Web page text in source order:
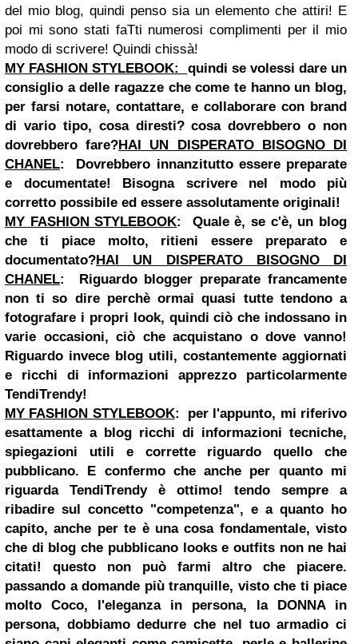
del mio blog, quindi penso sia un elemento che attiri! E
poi mi sono stati faTti numerosi complimenti per il mio
modo di scrivere! Quindi chissà!
MY FASHION STYLEBOOK: quindi se volessi dare un
consiglio a delle ragazze che come te hanno un blog,
per farsi notare, contattare, e collaborare con brand
di vario tipo, cosa diresti? cosa dovrebbero o non
dovrebbero fare?HAI UN DISPERATO BISOGNO DI
CHANEL: Dovrebbero innanzitutto essere preparate
e documentate! Bisogna scrivere nel modo più
corretto possibile ed essere assolutamente originali!
MY FASHION STYLEBOOK: Quale è, se c'è, un blog
che ti piace molto, ritieni essere preparato e
documentato?HAI UN DISPERATO BISOGNO DI
CHANEL: Riguardo blogger preparate francamente
non ti so dire perchè ormai quasi tutte tendono a
fotografare i propri look, quindi ciò che indossano in
varie occasioni, ciò che acquistano o dove vanno!
Riguardo invece blog utili, costantemente aggiornati
e ricchi di informazioni apprezzo particolarmente
TendiTrendy!
MY FASHION STYLEBOOK: per l'appunto, mi riferivo
esattamente a blog ricchi di informazioni tecniche,
spiegazioni utili e corrette riguardo quello che
pubblicano. E confermo che anche per quanto mi
riguarda TendiTrendy è ottimo! tendo sempre a
ribadire sul concetto "competenza", e a quanto ho
capito, anche per te è una cosa fondamentale, visto
che di blog che pubblicano looks e outfits non ne hai
citati! questo non può farmi altro che piacere.
passando a domande più tranquille, visto che ti piace
molto Coco, l'eleganza in persona, la DONNA in
persona, dobbiamo dedurre che nel tuo armadio ci